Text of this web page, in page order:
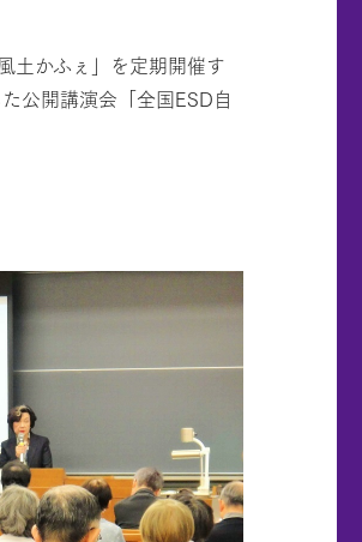
土かふぇ」を定期開催す
公開講演会「全国ESD自